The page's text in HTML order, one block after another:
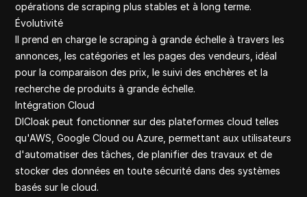
opérations de scraping plus stables et à long terme.
Évolutivité
Il prend en charge le scraping à grande échelle à travers les
annonces, les catégories et les pages des vendeurs, idéal
pour la comparaison des prix, le suivi des enchères et la
recherche de produits à grande échelle.
Intégration Cloud
DICloak peut fonctionner sur des plateformes cloud telles
qu'AWS, Google Cloud ou Azure, permettant aux utilisateurs
d'automatiser des tâches, de planifier des travaux et de
stocker des données en toute sécurité dans des systèmes
basés sur le cloud.